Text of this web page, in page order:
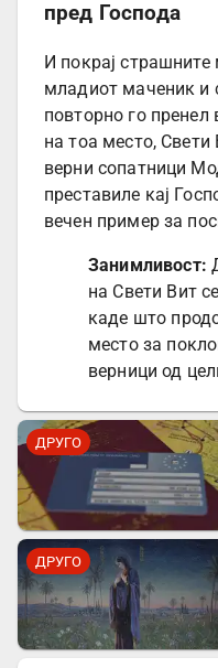
пред Господа
И покрај
младиот маченик и
повторно го пренел
на тоа место, Свети
верни сопатници
преставиле кај
вечен пример за
Занимливост:
на Свети Вит
каде што
место за
верници од
ДРУГО
ДРУГО